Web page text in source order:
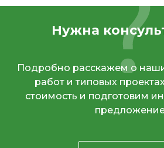
Нужна
Подробно расскажем о
работ и типовых
стоимость и подготовим